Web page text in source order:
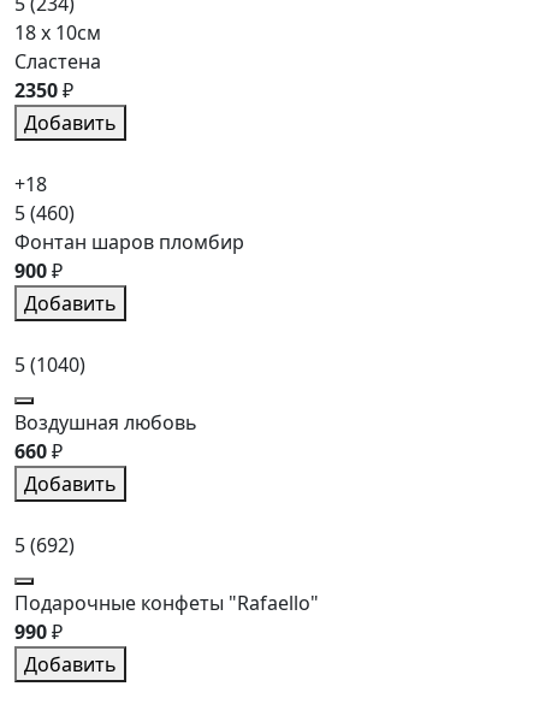
18 x 10см
Сластена
2350₽
Добавить
+18
5(460)
Фонтан шаров пломбир
900₽
Добавить
5(1040)
Воздушная любовь
660₽
Добавить
5(692)
Подарочные конфеты "Rafaello"
990₽
Добавить